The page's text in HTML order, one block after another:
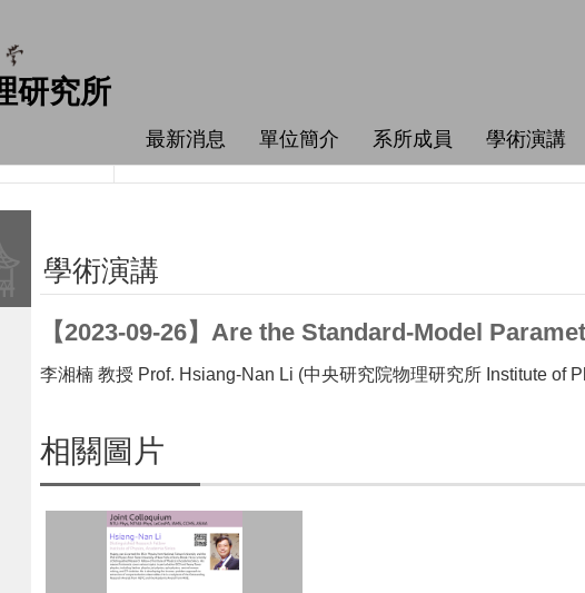
研究所
最新消息 單位簡介 系所成員 學術演講
學術演講
【2023-09-26】Are the Standard-Model
李湘楠 教授 Prof. Hsiang-Nan Li (中央研究院物理研究所 Institute of
相關圖片